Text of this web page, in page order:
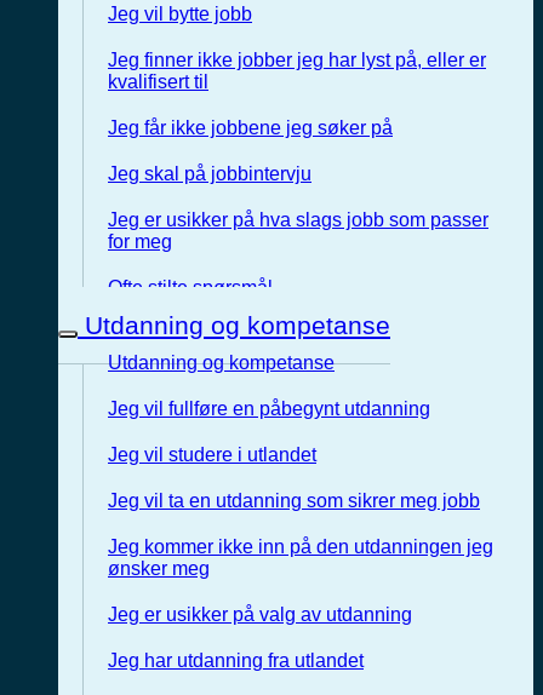
Jeg vil bytte jobb
Jeg finner ikke jobber jeg har lyst på, eller er
kvalifisert til
Jeg får ikke jobbene jeg søker på
Jeg skal på jobbintervju
Jeg er usikker på hva slags jobb som passer
for meg
Ofte stilte spørsmål
Utdanning og kompetanse
Utdanning og kompetanse
Jeg vil fullføre en påbegynt utdanning
Jeg vil studere i utlandet
Jeg vil ta en utdanning som sikrer meg jobb
Jeg kommer ikke inn på den utdanningen jeg
ønsker meg
Jeg er usikker på valg av utdanning
Jeg har utdanning fra utlandet